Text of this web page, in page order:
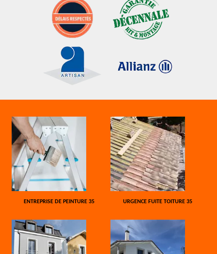
ENTREPRISE DE PEINTURE 35 URGENCE FUITE TOITURE 35